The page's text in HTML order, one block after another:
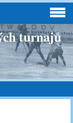
turnajů